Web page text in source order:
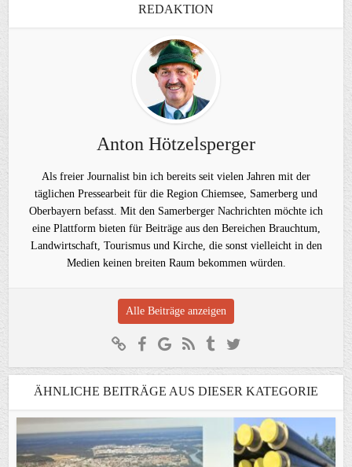
REDAKTION
Anton Hötzelsperger
Als freier Journalist bin ich bereits seit vielen Jahren mit der
täglichen Pressearbeit für die Region Chiemsee, Samerberg und
Oberbayern befasst. Mit den Samerberger Nachrichten möchte ich
eine Plattform bieten für Beiträge aus den Bereichen Brauchtum,
Landwirtschaft, Tourismus und Kirche, die sonst vielleicht in den
Medien keinen breiten Raum bekommen würden.
Alle Beiträge anzeigen
ÄHNLICHE BEITRÄGE AUS DIESER KATEGORIE